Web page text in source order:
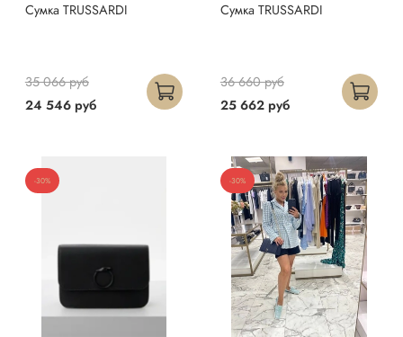
Сумка TRUSSARDI
24 546 руб
35 066 руб
Сумка TRUSSARDI
25 662 руб
36 660 руб
-30% -30%